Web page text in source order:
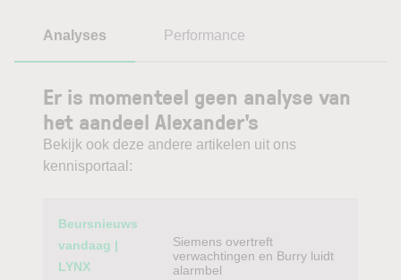
Analyses Performance
Er is momenteel geen analyse van
het aandeel Alexander's
Bekijk ook deze andere artikelen uit ons
kennisportaal:
Category
Beursnieuws
vandaag |
LYNX
Siemens overtreft
verwachtingen en Burry luidt
alarmbel